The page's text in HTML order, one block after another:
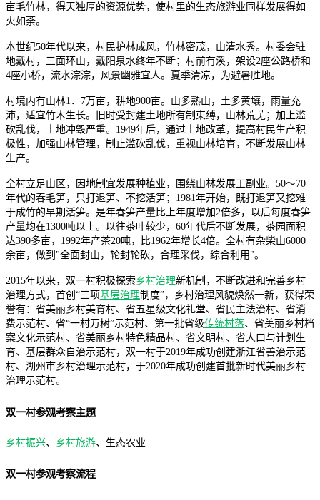
亩毛竹林，得天独厚的资源优势，使村里的生态旅游业同样发展得如
火如荼。
本世纪50年代以来，村民护林成风，竹林密茂，山清水秀。村委会驻
地戴村，三面环山，戴阳泉水终年不断；村前有溪，架设2座公路桥和
4座小桥，流水淙淙，风景幽雅宜人。夏季清凉，为避暑胜地。
村境内有山林1．7万亩，耕地900亩。山多熟山，土多黄壤，雨量充
沛，适宜竹木生长。旧时受封建土地所有制束缚，山林荒芜；加上滥
砍乱伐，土地冲毁严重。1949年后，通过土地改革，提高村民生产积
极性，加强山林管理，制止滥砍乱伐，重视山林培育，不断发展山林
生产。
全村立足山区，因地制宜发展种植业，围绕山林发展工副业。50～70
年代的春毛笋，只打退笋、不挖活笋；1981年开始，既打退笋又挖难
于成竹的早期活笋。是年春笋产量比上年度增加2倍多，以后每度春笋
产量均在1300吨以上。以往茶叶较少，60年代后不断发展，茶园面积
达390多亩，1992年产茶20吨，比1962年增长4倍。全村有杂柴山6000
余亩，做到"全面封山，轮封轮砍，合理采伐，综合利用"。
2015年以来，双一村积极探索乡村治理新机制，不断改进和完善乡村
治理方式，首创“三项基层治理制度”，乡村治理风貌焕然一新，获得荣
誉有：省美丽乡村美育村、省五星级文化礼堂、省民主法治村、省消
费示范村、省“一村万树”示范村、第一批省级传统村落、省美丽乡村档
案文化示范村、省美丽乡村特色精品村、省文明村、省人口与计划生
育、基层群众自治示范村，双一村于2019年成功创建浙江省善治示范
村、湖州市乡村治理示范村，于2020年成功创建首批新时代美丽乡村
治理示范村。
双一村参观考察主题
乡村振兴、 乡村旅游、生态农业
双一村参观考察流程